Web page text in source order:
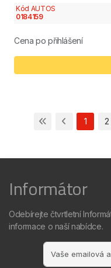
Kód AUTOS
0184159
Cena po přihlášení
1 2
Informátor
Odebírejte čtvrtletní
informace o naší nabídce.